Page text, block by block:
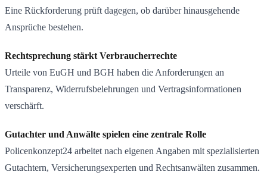
Eine Rückforderung prüft dagegen, ob darüber hinausgehende
Ansprüche bestehen.
Rechtsprechung stärkt Verbraucherrechte
Urteile von EuGH und BGH haben die Anforderungen an
Transparenz, Widerrufsbelehrungen und Vertragsinformationen
verschärft.
Gutachter und Anwälte spielen eine zentrale Rolle
Policenkonzept24 arbeitet nach eigenen Angaben mit spezialisierten
Gutachtern, Versicherungsexperten und Rechtsanwälten zusammen.